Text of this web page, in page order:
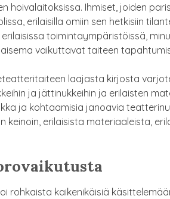
hoivalaitoksissa. Ihmiset, joiden
erilaisilla omiin sen hetkisiin
toimintaympäristöissä,
vaikuttavat taiteen
laajasta kirjosta
ja jättinukkeihin ja erilaisten
ja kohtaamisia janoavia
erilaisista materiaaleista,
rohkaista kaikenikäisiä